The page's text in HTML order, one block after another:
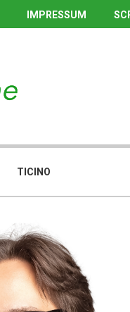
IMPRESSUM
TICINO